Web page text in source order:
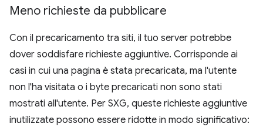
Meno richieste da pubblicare
Con il precaricamento tra siti, il tuo server potrebbe
dover soddisfare richieste aggiuntive. Corrisponde ai
casi in cui una pagina è stata precaricata, ma l'utente
non l'ha visitata o i byte precaricati non sono stati
mostrati all'utente. Per SXG, queste richieste aggiuntive
inutilizzate possono essere ridotte in modo significativo: